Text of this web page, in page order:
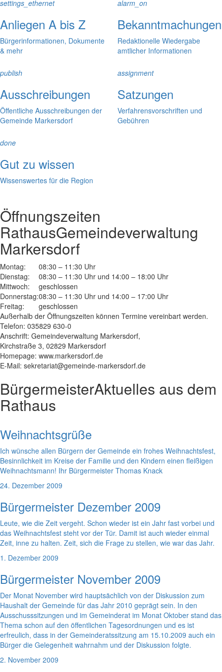
settings_ethernet
Anliegen A bis Z
Bürgerinformationen, Dokumente
& mehr
alarm_on
Bekanntmachungen
Redaktionelle Wiedergabe
amtlicher Informationen
publish
Ausschreibungen
Öffentliche Ausschreibungen der
Gemeinde Markersdorf
assignment
Satzungen
Verfahrensvorschriften und
Gebühren
done
Gut zu wissen
Wissenswertes für die Region
Öffnungszeiten
RathausGemeindeverwaltung
Markersdorf
Montag:
08:30 – 11:30 Uhr
Dienstag:
08:30 – 11:30 Uhr und 14:00 – 18:00 Uhr
Mittwoch:
geschlossen
Donnerstag:08:30 – 11:30 Uhr und 14:00 – 17:00 Uhr
Freitag:
geschlossen
Außerhalb der Öffnungszeiten können Termine vereinbart werden.
Telefon: 035829 630-0
Anschrift: Gemeindeverwaltung Markersdorf,
Kirchstraße 3, 02829 Markersdorf
Homepage: www.markersdorf.de
E-Mail: sekretariat@gemeinde-markersdorf.de
BürgermeisterAktuelles aus dem
Rathaus
Weihnachtsgrüße
Ich wünsche allen Bürgern der Gemeinde ein frohes Weihnachtsfest,
Besinnlichkeit im Kreise der Familie und den Kindern einen fleißigen
Weihnachtsmann! Ihr Bürgermeister Thomas Knack
24. Dezember 2009
Bürgermeister Dezember 2009
Leute, wie die Zeit vergeht. Schon wieder ist ein Jahr fast vorbei und
das Weihnachtsfest steht vor der Tür. Damit ist auch wieder einmal
Zeit, inne zu halten. Zeit, sich die Frage zu stellen, wie war das Jahr.
1. Dezember 2009
Bürgermeister November 2009
Der Monat November wird hauptsächlich von der Diskussion zum
Haushalt der Gemeinde für das Jahr 2010 geprägt sein. In den
Ausschusssitzungen und im Gemeinderat im Monat Oktober stand das
Thema schon auf den öffentlichen Tagesordnungen und es ist
erfreulich, dass in der Gemeinderatssitzung am 15.10.2009 auch ein
Bürger die Gelegenheit wahrnahm und der Diskussion folgte.
2. November 2009